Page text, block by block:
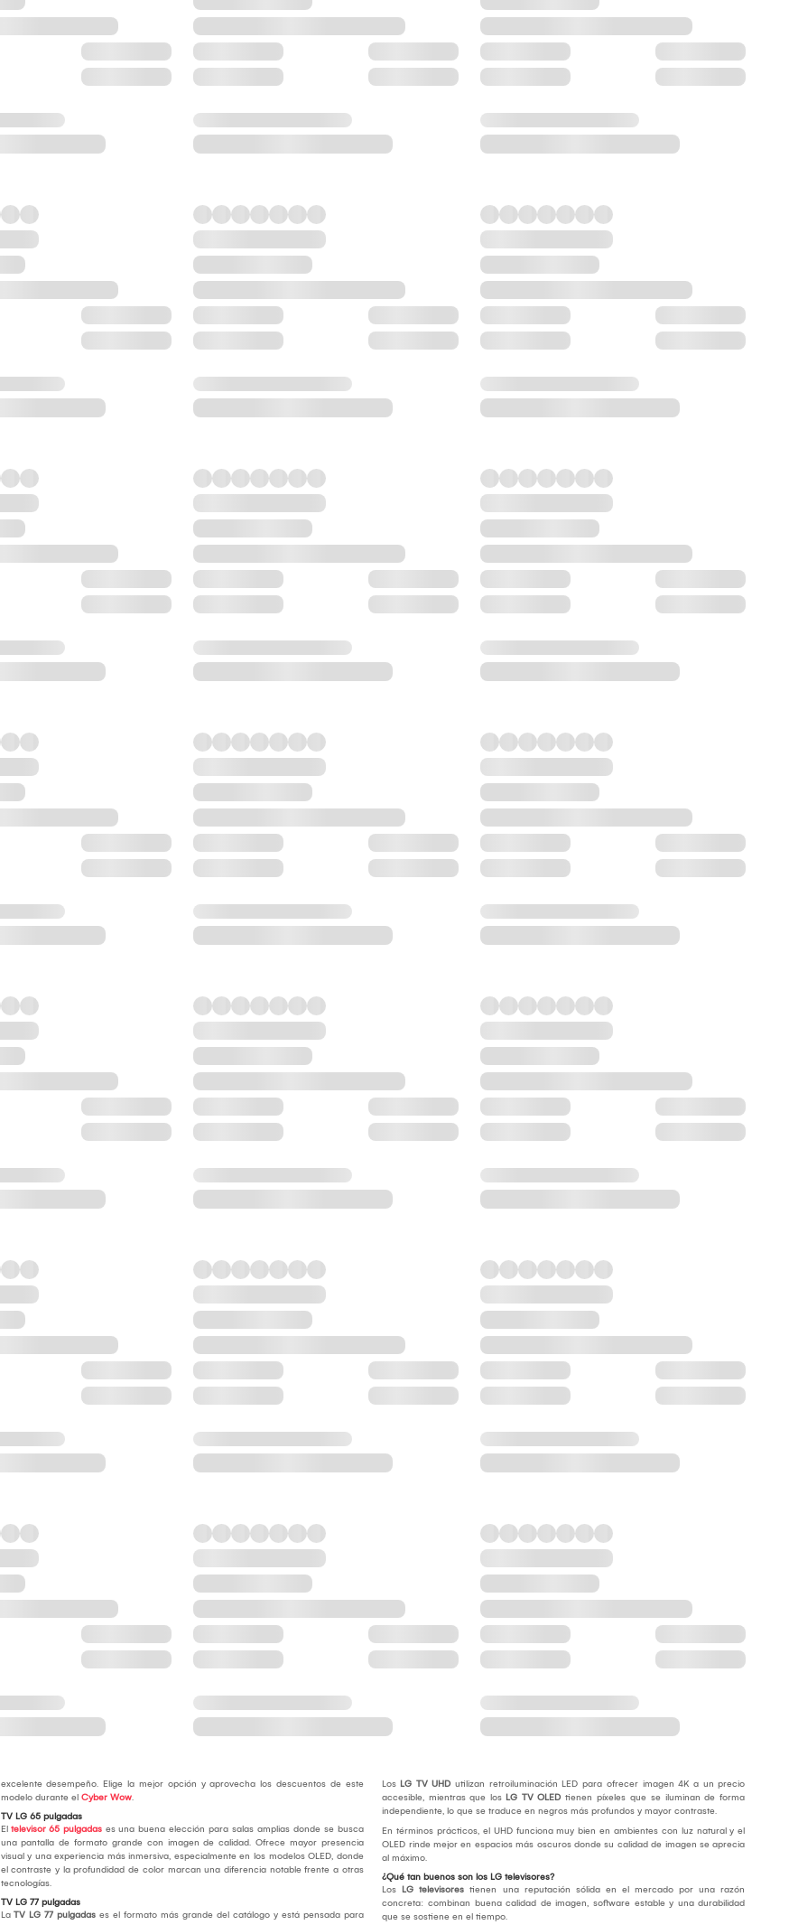
excelente desempeño. Elige la mejor opción y aprovecha los descuentos de este
modelo durante el Cyber Wow.
TV LG 65 pulgadas
El televisor 65 pulgadases una buena elección para salas amplias donde se busca
una pantalla de formato grande con imagen de calidad. Ofrece mayor presencia
visual y una experiencia más inmersiva, especialmente en los modelos OLED, donde
el contraste y la profundidad de color marcan una diferencia notable frente a otras
tecnologías.
TV LG 77 pulgadas
La TV LG 77 pulgadases el formato más grande del catálogo y está pensada para
Los LG TV UHD utilizan retroiluminación LED para ofrecer imagen 4K a un precio
accesible, mientras que los LG TV OLED tienen píxeles que se iluminan de forma
independiente, lo que se traduce en negros más profundos y mayor contraste.
En términos prácticos, el UHD funciona muy bien en ambientes con luz natural y el
OLED rinde mejor en espacios más oscuros donde su calidad de imagen se aprecia
al máximo.
¿Qué tan buenos son los LG televisores?
Los
LG televisores tienen una reputación sólida en el mercado por una razón
concreta: combinan buena calidad de imagen, software estable y una durabilidad
que se sostiene en el tiempo.